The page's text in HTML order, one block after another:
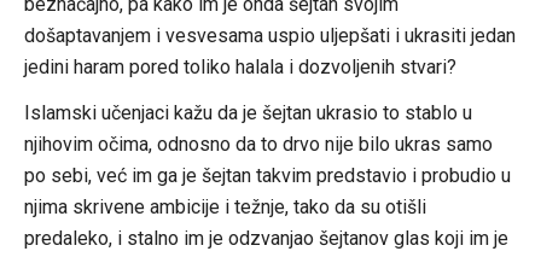
došaptavanjem i vesvesama uspio uljepšati i ukrasiti jedan
jedini haram pored toliko halala i dozvoljenih stvari?
Islamski učenjaci kažu da je šejtan ukrasio to stablo u
njihovim očima, odnosno da to drvo nije bilo ukras samo
po sebi, već im ga je šejtan takvim predstavio i probudio u
njima skrivene ambicije i težnje, tako da su otišli
predaleko, i stalno im je odzvanjao šejtanov glas koji im je